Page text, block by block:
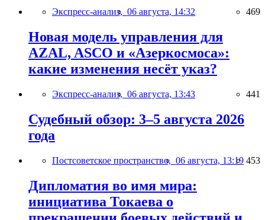
Экспресс-анализ, 06 августа, 14:32 469
Новая модель управления для
AZAL, ASCO и «Азеркосмоса»:
какие изменения несёт указ?
Экспресс-анализ, 06 августа, 13:43 441
Судебный обзор: 3–5 августа 2026
года
Постсоветское пространство, 06 августа, 13:19 453
Дипломатия во имя мира:
инициатива Токаева о